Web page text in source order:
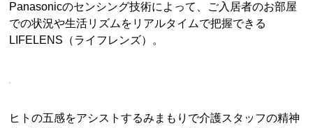
Panasonicのセンシング技術によって、ご入居者のお部屋
での状況や生活リズムをリアルタイムで把握できる
LIFELENS（ライフレンズ）。
ヒトの五感をアシストするみまもりで介護スタッフの精神